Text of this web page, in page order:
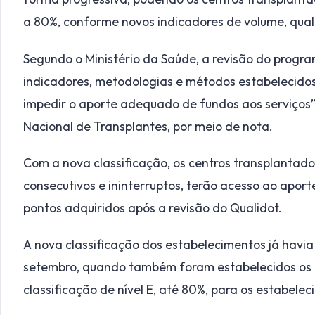
a 80%, conforme novos indicadores de volume,
Segundo o Ministério da Saúde, a revisão do
indicadores, metodologias e métodos
impedir o aporte adequado de fundos aos
Nacional de Transplantes, por meio de nota.
Com a nova classificação, os centros
consecutivos e ininterruptos, terão acesso ao
pontos adquiridos após a revisão do Qualidot.
A nova classificação dos estabelecimentos já
setembro, quando também foram estabelecidos
classificação de nível E, até 80%, para os